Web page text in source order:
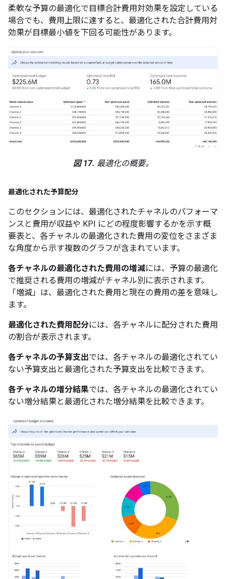
柔軟な予算の最適化で目標合計費用対効果を設定している
場合でも、費用上限に達すると、最適化された合計費用対
効果が目標最小値を下回る可能性があります。
図 17. 最適化の概要。
最適化された予算配分
このセクションには、最適化されたチャネルのパフォーマ
ンスと費用が収益や KPI にどの程度影響するかを示す概
要表と、各チャネルの最適化された費用の変位をさまざま
な角度から示す複数のグラフが含まれています。
各チャネルの最適化された費用の増減には、予算の最適化
で推奨される費用の増減がチャネル別に表示されます。
「増減」は、最適化された費用と現在の費用の差を意味し
ます。
最適化された費用配分には、各チャネルに配分された費用
の割合が表示されます。
各チャネルの予算支出では、各チャネルの最適化されてい
ない予算支出と最適化された予算支出を比較できます。
各チャネルの増分結果では、各チャネルの最適化されてい
ない増分結果と最適化された増分結果を比較できます。